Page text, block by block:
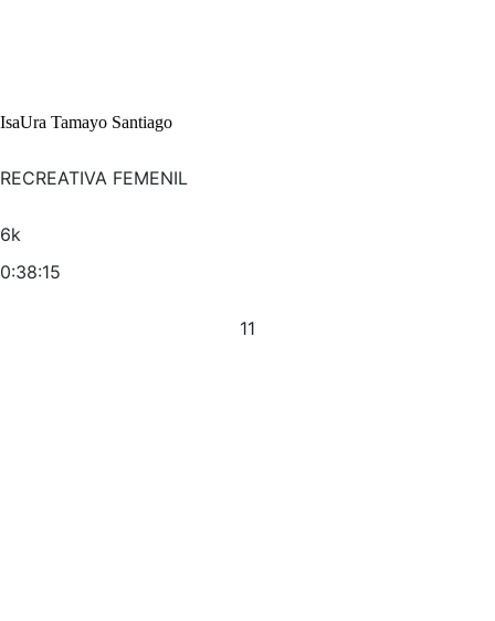
IsaUra Tamayo Santiago
RECREATIVA FEMENIL
6k
0:38:15
11